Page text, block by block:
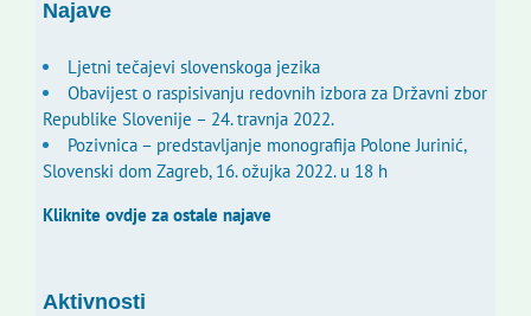
Najave
Ljetni tečajevi slovenskoga jezika
Obavijest o raspisivanju redovnih izbora za Državni zbor
Republike Slovenije – 24. travnja 2022.
Pozivnica – predstavljanje monografija Polone Jurinić,
Slovenski dom Zagreb, 16. ožujka 2022. u 18 h
Kliknite ovdje za ostale najave
Aktivnosti